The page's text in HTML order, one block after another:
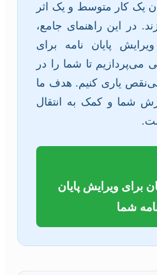
یک کار متوسط و یک اثر
در این راهنمای جامع،
پایان نامه برای
می‌پردازیم تا شما را در
یاری کنیم. هدف ما
شما و کمک به انتقال
برای ویرایش پایان
شما